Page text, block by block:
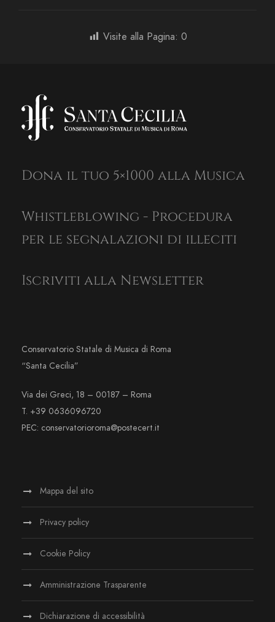
Visite alla Pagina: 0
Dona il tuo 5×1000 alla Musica
Whistleblowing - Procedura
per le segnalazioni di illeciti
Iscriviti alla Newsletter
Conservatorio Statale di Musica di Roma
“Santa Cecilia”
Via dei Greci, 18 – 00187 – Roma
T. +39 0636096720
PEC: conservatorioroma@postecert.it
Mappa del sito
Privacy policy
Cookie Policy
Amministrazione Trasparente
Dichiarazione di accessibilità